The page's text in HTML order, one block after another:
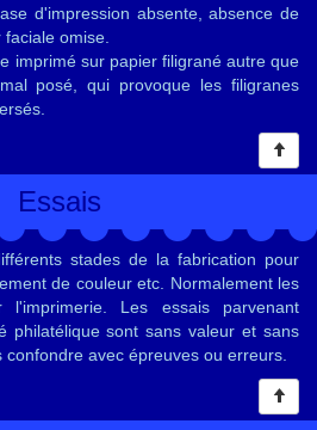
d'impression absente, absence de
omise.
imprimé sur papier filigrané autre que
posé, qui provoque les filigranes
Essais
stades de la fabrication pour
de couleur etc. Normalement les
Les essais parvenant
philatélique sont sans valeur et sans
avec épreuves ou erreurs.